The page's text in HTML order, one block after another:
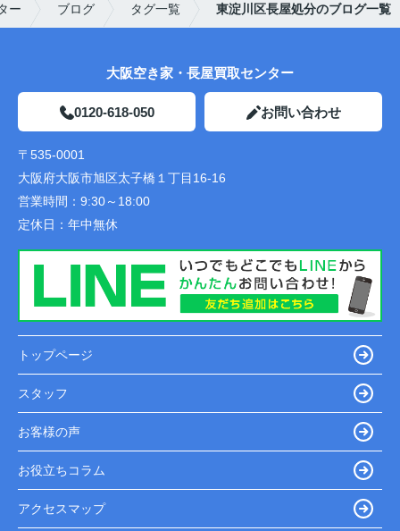
ー ブログ タグ一覧 東淀川区長屋処分のブログ一覧
大阪空き家・長屋買取センター
0120-618-050 お問い合わせ
〒535-0001
大阪府大阪市旭区太子橋１丁目16-16
営業時間： 9:30～18:00
定休日： 年中無休
トップページ
スタッフ
お客様の声
お役立ちコラム
アクセスマップ